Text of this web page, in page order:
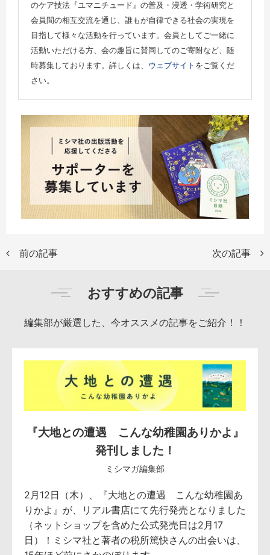
のケア技法『ユマニチュード』の普及・浸透・学術研究と
会員間の相互交流を通じ、誰もが自律できる社会の実現を
目指して様々な活動を行っています。会員としてご一緒に
活動いただける方、会の趣旨に賛同してのご寄附など、随
時募集しております。詳しくは、 ウェブサイト をご覧くだ
さい。
前の記事 次の記事
おすすめの記事
編集部が厳選した、今オススメの記事をご紹介！！
『大地との遭遇 こんな幼稚園ありかよ』
発刊しました！
ミシマガ編集部
2月12日（木）、『大地との遭遇 こんな幼稚園あ
りかよ』が、リアル書店にて先行発売となりました
（ネットショップを含めた公式発売日は2月17
日）！ミシマ社と著者の税所篤快さんの出会いは、